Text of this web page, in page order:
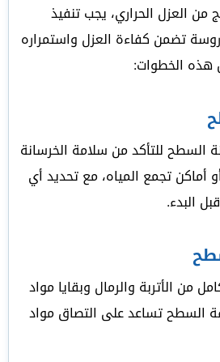
العزل الحراري، يجب تنفيذ
تضمن كفاءة العزل واستمراره
هذه الخطوات:
السطح للتأكد من سلامة الخرسانة
أماكن تجمع المياه، مع تحديد أي
البدء.
من الأتربة والرمال وبقايا مواد
السطح تساعد على التصاق مواد